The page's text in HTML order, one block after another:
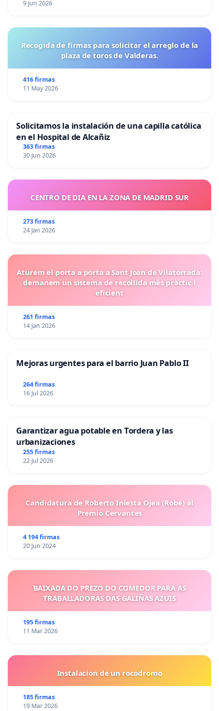
9 Jun 2026
Recogida de firmas para solicitar el arreglo de la
plaza de toros de Valderas.
416 firmas
11 May 2026
Solicitamos la instalación de una capilla católica
en el Hospital de Alcañiz
363 firmas
30 Jun 2026
CENTRO DE DIA EN LA ZONA DE MADRID SUR
273 firmas
24 Jan 2026
Aturem el porta a porta a Sant Joan de Vilatorrada:
demanem un sistema de recollida més pràctic i
eficient
261 firmas
14 Jan 2026
Mejoras urgentes para el barrio Juan Pablo II
264 firmas
16 Jul 2026
Garantizar agua potable en Tordera y las
urbanizaciones
255 firmas
22 Jul 2026
Candidatura de Roberto Iniesta Ojea (Robe) al
Premio Cervantes
4 194 firmas
20 Jun 2024
BAIXADA DO PREZO DO COMEDOR PARA AS
TRABALLADORAS DAS GALIÑAS AZUIS
195 firmas
11 Mar 2026
Instalacion de un rocodromo
185 firmas
19 Mar 2026